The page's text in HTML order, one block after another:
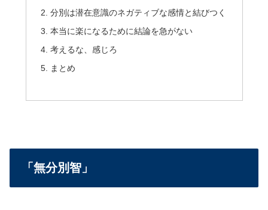
分別は潜在意識のネガティブな感情と結びつく
本当に楽になるために結論を急がない
考えるな、感じろ
まとめ
「無分別智」